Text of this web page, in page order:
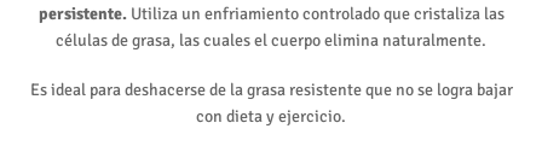
persistente.Utiliza un enfriamiento controlado que cristaliza las
células de grasa, las cuales el cuerpo elimina naturalmente.
Es ideal para deshacerse de la grasa resistente que no se logra bajar
con dieta y ejercicio.